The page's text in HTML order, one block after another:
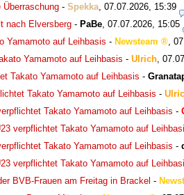
Überraschung - Spekka 07.07.2026, 15:39
nach Elversberg - PaBe 07.07.2026, 15:05
Yamamoto auf Leihbasis - Newsteam
Yamamoto auf Leihbasis - Ulrich
Takato Yamamoto auf Leihbasis -
Takato Yamamoto auf Leihbasis -
Takato Yamamoto auf Leihbasis -
verpflichtet Takato Yamamoto auf
Takato Yamamoto auf Leihbasis -
verpflichtet Takato Yamamoto auf
BVB-Frauen am Freitag in Brackel -